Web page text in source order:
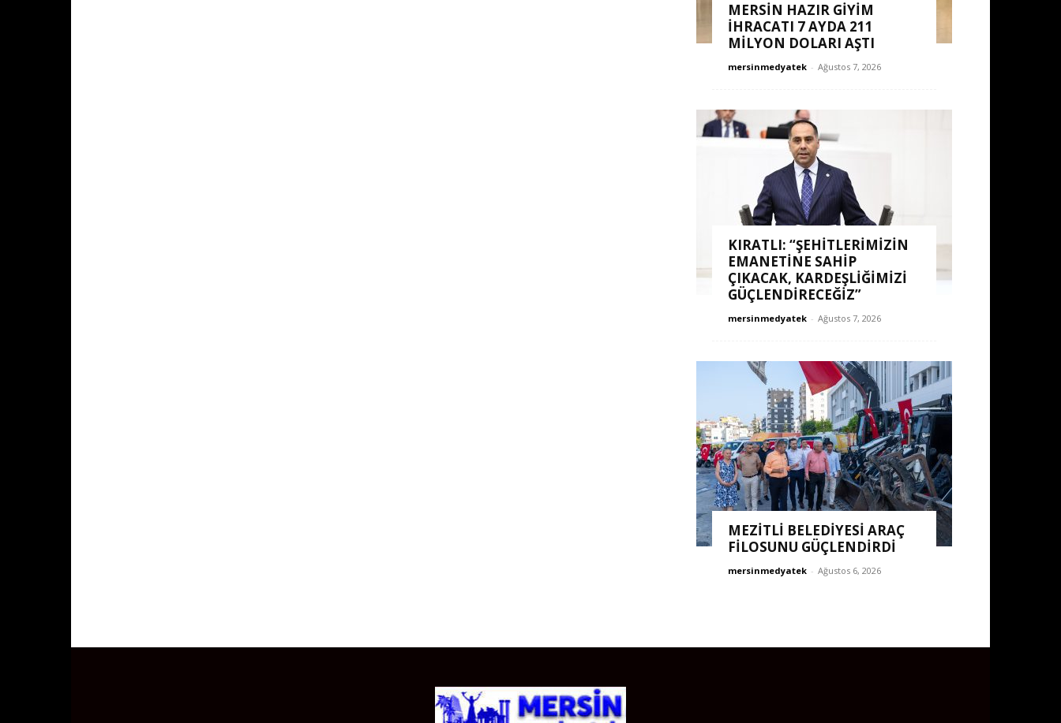
MERSİN HAZIR GİYİM
İHRACATI 7 AYDA 211
MİLYON DOLARI AŞTI
mersinmedyatek - Ağustos 7, 2026
KIRATLI: “ŞEHITLERIMIZIN
EMANETINE SAHIP
ÇIKACAK, KARDEŞLIĞIMIZI
GÜÇLENDIRECEĞIZ”
mersinmedyatek - Ağustos 7, 2026
MEZİTLİ BELEDİYESİ ARAÇ
FİLOSUNU GÜÇLENDİRDİ
mersinmedyatek - Ağustos 6, 2026